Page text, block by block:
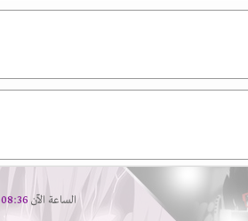
الساعة الآن 08:36 AM